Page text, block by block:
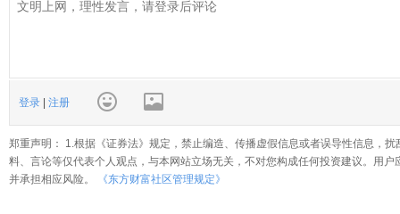
登录 | 注册
郑重声明： 1.根据《证券法》规定，禁止编造、传播虚假信息或者误导性信息，
料、言论等仅代表个人观点，与本网站立场无关，不对您构成任何投资建议。用
并承担相应风险。
《东方财富社区管理规定》